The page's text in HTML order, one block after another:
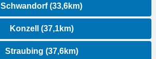
Schwandorf (33,6km)
Konzell (37,1km)
Straubing (37,6km)